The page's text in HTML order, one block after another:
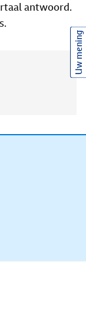
antwoord.
Uw mening